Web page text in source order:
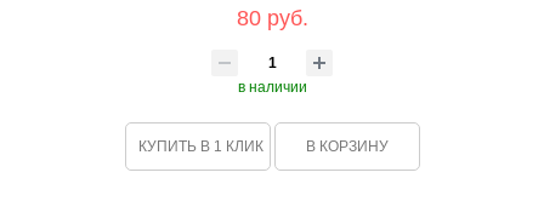
80 руб.
в наличии
КУПИТЬ В 1 КЛИК В КОРЗИНУ